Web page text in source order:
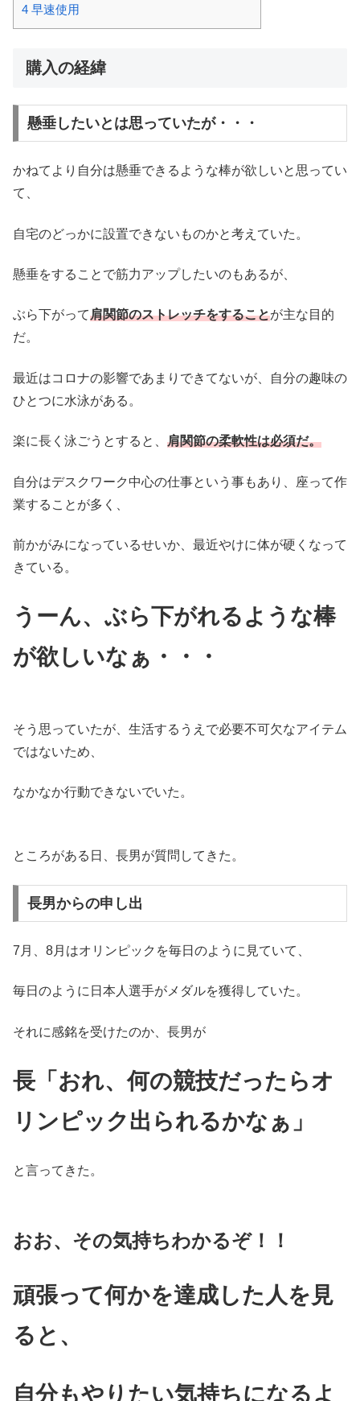
4 早速使用
購入の経緯
懸垂したいとは思っていたが・・・
かねてより自分は懸垂できるような棒が欲しいと思ってい
て、
自宅のどっかに設置できないものかと考えていた。
懸垂をすることで筋力アップしたいのもあるが、
ぶら下がって肩関節のストレッチをすることが主な目的
だ。
最近はコロナの影響であまりできてないが、自分の趣味の
ひとつに水泳がある。
楽に長く泳ごうとすると、 肩関節の柔軟性は必須だ。
自分はデスクワーク中心の仕事という事もあり、座って作
業することが多く、
前かがみになっているせいか、最近やけに体が硬くなって
きている。
うーん、ぶら下がれるような棒
が欲しいなぁ・・・
そう思っていたが、生活するうえで必要不可欠なアイテム
ではないため、
なかなか行動できないでいた。
ところがある日、長男が質問してきた。
長男からの申し出
7月、8月はオリンピックを毎日のように見ていて、
毎日のように日本人選手がメダルを獲得していた。
それに感銘を受けたのか、長男が
長 「おれ、何の競技だったらオ
リンピック出られるかなぁ」
と言ってきた。
おお、その気持ちわかるぞ！！
頑張って何かを達成した人を見
ると、
自分もやりたい気持ちになるよ